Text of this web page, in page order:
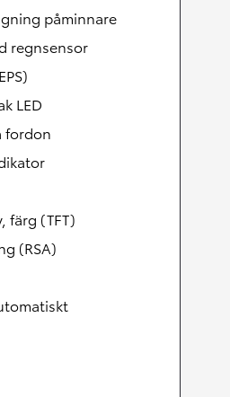
påminnare
regnsensor
LED
fordon
färg (TFT)
(RSA)